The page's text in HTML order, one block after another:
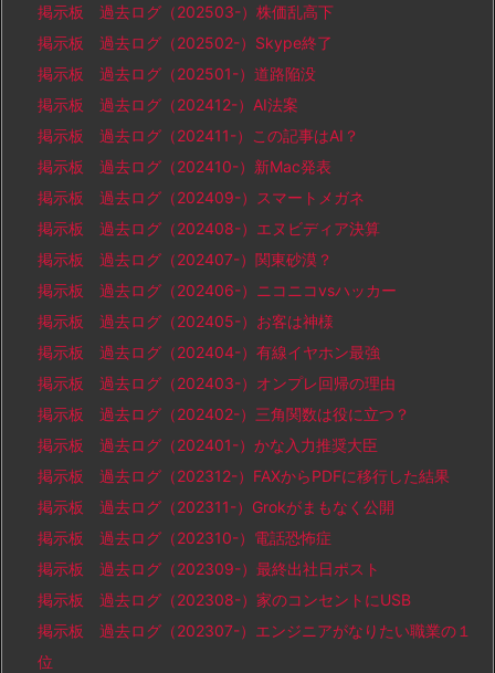
掲示板 過去ログ（202503-）株価乱高下
掲示板 過去ログ（202502-）Skype終了
掲示板 過去ログ（202501-）道路陥没
掲示板 過去ログ（202412-）AI法案
掲示板 過去ログ（202411-）この記事はAI？
掲示板 過去ログ（202410-）新Mac発表
掲示板 過去ログ（202409-）スマートメガネ
掲示板 過去ログ（202408-）エヌビディア決算
掲示板 過去ログ（202407-）関東砂漠？
掲示板 過去ログ（202406-）ニコニコvsハッカー
掲示板 過去ログ（202405-）お客は神様
掲示板 過去ログ（202404-）有線イヤホン最強
掲示板 過去ログ（202403-）オンプレ回帰の理由
掲示板 過去ログ（202402-）三角関数は役に立つ？
掲示板 過去ログ（202401-）かな入力推奨大臣
掲示板 過去ログ（202312-）FAXからPDFに移行した結果
掲示板 過去ログ（202311-）Grokがまもなく公開
掲示板 過去ログ（202310-）電話恐怖症
掲示板 過去ログ（202309-）最終出社日ポスト
掲示板 過去ログ（202308-）家のコンセントにUSB
掲示板 過去ログ（202307-）エンジニアがなりたい職業の１
位